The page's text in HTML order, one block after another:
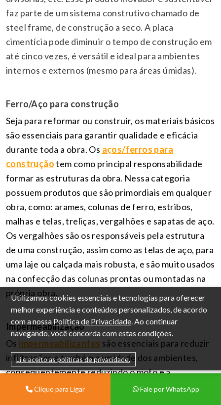
faz parte de um sistema construtivo chamado de
steel frame, de construção a seco. A placa
cimentícia pode diminuir o tempo de construção em
até cinco vezes, é versátil e ideal para ambientes
internos e externos (mesmo para áreas úmidas).
Ferro/Aço para construção
Seja para reformar ou construir, os materiais básicos
são essenciais para garantir qualidade e eficácia
durante toda a obra. Os aços/ferros para
construçãotem como principal responsabilidade
formar as estruturas da obra. Nessa categoria
possuem produtos que são primordiais em qualquer
obra, como: arames, colunas de ferro, estribos,
malhas e telas, treliças, vergalhões e sapatas de aço.
Os vergalhões são os responsáveis pela estrutura
de uma construção, assim como as telas de aço, para
uma laje ou calçada mais robusta, e são muito usados
na confecção das colunas prontas ou montadas na
própria obra.
Impermeabilização
Os impermeabilizantes são essenciais para reduzir
infiltrações e também a umidade dos ambientes,
consequentemente reduzindo o mofo e a
proliferação de fungos. A impermeabilização pode
Clique para Ligar Fale por WhatsApp
Utilizamos cookies essenciais e tecnologias para oferecer
melhor experiência e conteúdos personalizados, de acordo
com a nossaPolítica de Privacidade. Ao continuar
navegando, você concorda com estas condições.
Li e aceito as políticas de privacidade.